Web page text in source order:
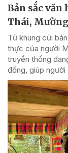
Bản sắc văn
Thái,
Từ khung cửi
thực của người
truyền thống
đồng, giúp người